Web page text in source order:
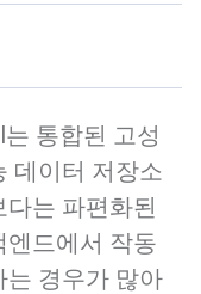
는 통합된 고성
데이터 저장소
다는 파편화된
엔드에서 작동
는 경우가 많아